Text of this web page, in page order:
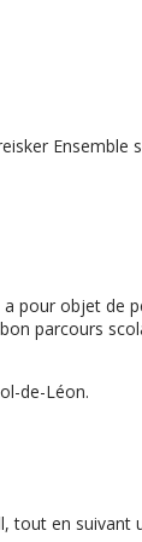
Ensemble
pour objet de
parcours
de-Léon.
tout en